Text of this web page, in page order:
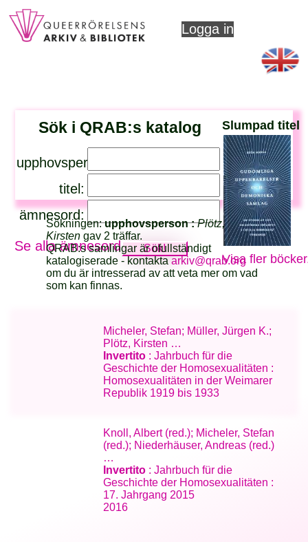
Logga in
Sök i QRAB:s katalog
upphovsperson:
titel:
ämnesord:
Se alla ämnesord
Slumpad titel
Visa fler
Sökningen:upphovsperson :Plötz,
Kirsten gav 2 träffar.
QRAB:s samlingar är ofullständigt
katalogiserade - kontaktaarkiv@qrab.org
om du är intresserad av att veta mer om vad
som kan finnas.
Micheler, Stefan; Müller, Jürgen K.;
Plötz, Kirsten …
Invertito : Jahrbuch für die
Geschichte der Homosexualitäten :
Homosexualitäten in der Weimarer
Republik 1919 bis 1933
Knoll, Albert (red.); Micheler, Stefan
(red.); Niederhäuser, Andreas (red.)
…
Invertito : Jahrbuch für die
Geschichte der Homosexualitäten :
17. Jahrgang 2015
2016